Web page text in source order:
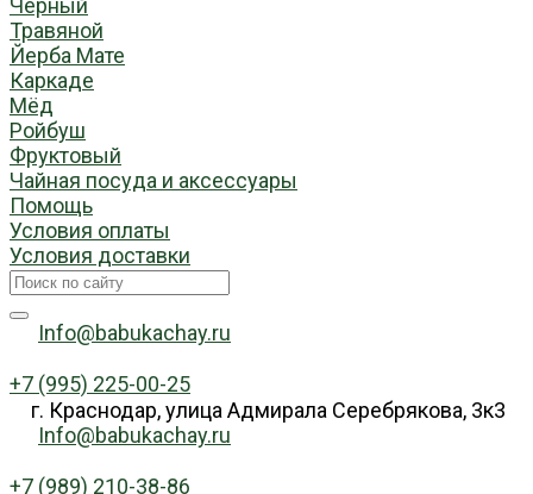
Черный
Травяной
Йерба Мате
Каркаде
Мёд
Ройбуш
Фруктовый
Чайная посуда и аксессуары
Помощь
Условия оплаты
Условия доставки
Info@babukachay.ru
+7 (995) 225-00-25
г. Краснодар, улица Адмирала Серебрякова, 3к3
Info@babukachay.ru
+7 (989) 210-38-86